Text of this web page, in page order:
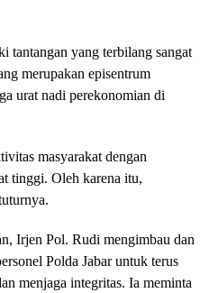
tantangan yang terbilang sangat
merupakan episentrum
urat nadi perekonomian di
masyarakat dengan
tinggi. Oleh karena itu,
Irjen Pol. Rudi mengimbau dan
Polda Jabar untuk terus
menjaga integritas. Ia meminta